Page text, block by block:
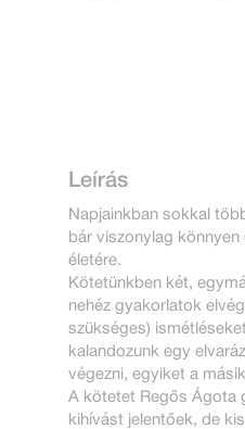
Leírás
Napjainkban sokkal
bár viszonylag
életére.
Kötetünkben két,
nehéz gyakorlatok
szükséges)
kalandozunk egy
végezni, egyiket a
A kötetet Regős Ágota
kihívást jelentőek, de